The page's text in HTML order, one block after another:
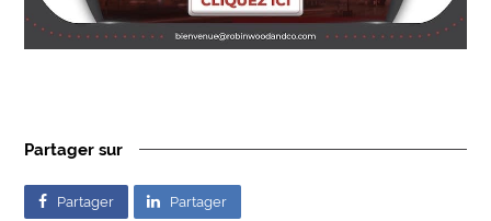
Partager sur
Partager Partager